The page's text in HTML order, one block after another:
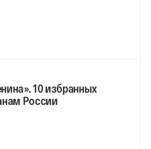
10 избранных
России